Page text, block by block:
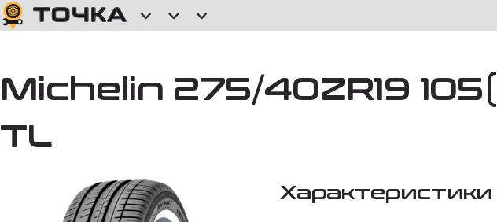
Michelin 275/40ZR19
TL
Характеристики